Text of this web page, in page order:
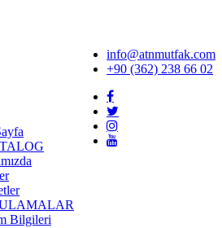
info@atnmutfak.com
+90 (362) 238 66 02
Bilgileri